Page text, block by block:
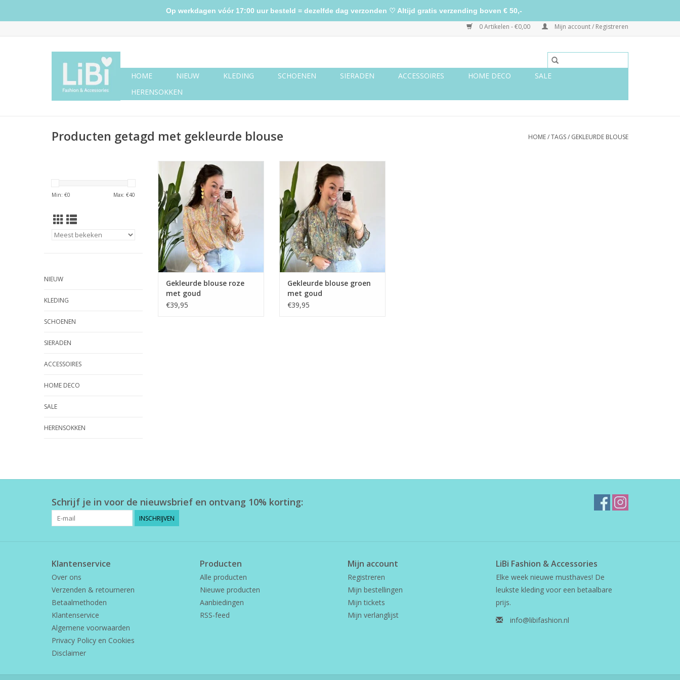
0 Artikelen - €0,00 Mijn account / Registreren
HOME NIEUW KLEDING SCHOENEN SIERADEN ACCESSOIRES HOME DECO
SALE
HERENSOKKEN
Producten getagd met gekleurde blouse HOME/TAGS/ GEKLEURDE BLOUSE
Min: €0 Max: €40
NIEUW
KLEDING
SCHOENEN
SIERADEN
ACCESSOIRES
HOME DECO
SALE
HERENSOKKEN
Gekleurde blouse roze met goud
Gekleurde blouse roze
met goud
€39,95
Gekleurde blouse groen met
goud
Gekleurde blouse groen
met goud
€39,95
Schrijf je in voor de nieuwsbrief en ontvang 10% korting:
INSCHRIJVEN
Klantenservice
Over ons
Verzenden & retourneren
Betaalmethoden
Klantenservice
Algemene voorwaarden
Privacy Policy en Cookies
Disclaimer
Producten
Alle producten
Nieuwe producten
Aanbiedingen
RSS-feed
Mijn account
Registreren
Mijn bestellingen
Mijn tickets
Mijn verlanglijst
LiBi Fashion & Accessories
Elke week nieuwe musthaves! De
leukste kleding voor een betaalbare
prijs.
info@libifashion.nl
Op werkdagen vóór 17:00 uur besteld = dezelfde dag verzonden ♡ Altijd gratis verzending boven € 50,-